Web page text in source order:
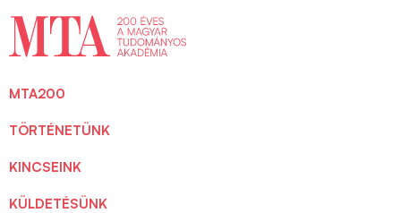
MTA200
TÖRTÉNETÜNK
KINCSEINK
KÜLDETÉSÜNK